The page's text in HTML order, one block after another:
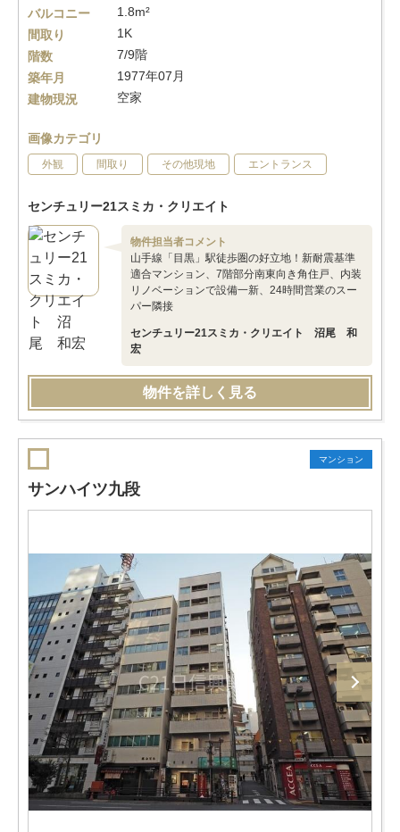
バルコニー
1.8m²
間取り
1K
階数
7/9階
築年月
1977年07月
建物現況
空家
画像カテゴリ
外観 間取り その他現地 エントランス
センチュリー21スミカ・クリエイト
物件担当者コメント
山手線「目黒」駅徒歩圏の好立地！新耐震基準
適合マンション、7階部分南東向き角住戸、内装
リノベーションで設備一新、24時間営業のスー
パー隣接
センチュリー21スミカ・クリエイト 沼尾 和
宏
物件を詳しく見る
マンション
サンハイツ九段